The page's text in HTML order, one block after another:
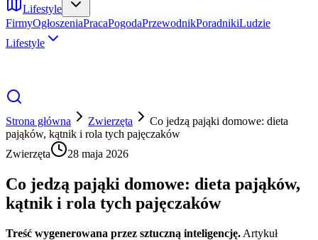
Lifestyle
FirmyOgłoszeniaPracaPogodaPrzewodnikPoradnikiLudzie
Lifestyle
Strona główna Zwierzęta
Co jedzą pająki domowe: dieta
pająków, kątnik i rola tych pajęczaków
Zwierzęta
28 maja 2026
Co jedzą pająki domowe: dieta pająków,
kątnik i rola tych pajęczaków
Treść wygenerowana przez sztuczną inteligencję. Artykuł